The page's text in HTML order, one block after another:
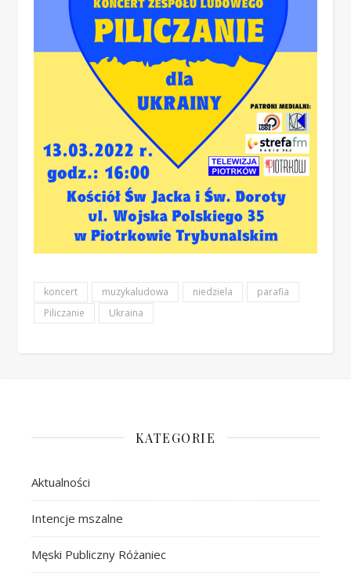
koncert muzykaludowa niedziela
parafia
Piliczanie
Ukraina
KATEGORIE
Aktualności
Intencje mszalne
Męski Publiczny Różaniec